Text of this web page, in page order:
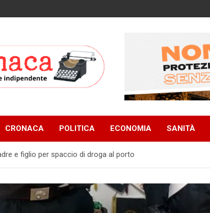
CRONACA POLITICA ECONOMIA SANITÀ
e figlio per spaccio di droga al porto